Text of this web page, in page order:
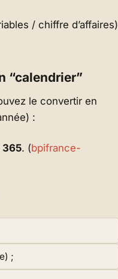
/ chiffre d’affaires)
“calendrier”
le convertir en
:
365. (bpifrance-
;